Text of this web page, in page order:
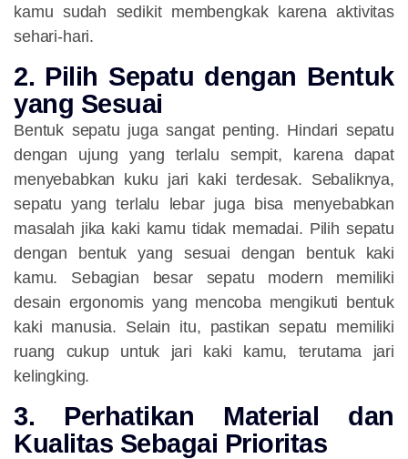
kamu sudah sedikit membengkak karena aktivitas
sehari-hari.
2. Pilih Sepatu dengan Bentuk
yang Sesuai
Bentuk sepatu juga sangat penting. Hindari sepatu
dengan ujung yang terlalu sempit, karena dapat
menyebabkan kuku jari kaki terdesak. Sebaliknya,
sepatu yang terlalu lebar juga bisa menyebabkan
masalah jika kaki kamu tidak memadai. Pilih sepatu
dengan bentuk yang sesuai dengan bentuk kaki
kamu. Sebagian besar sepatu modern memiliki
desain ergonomis yang mencoba mengikuti bentuk
kaki manusia. Selain itu, pastikan sepatu memiliki
ruang cukup untuk jari kaki kamu, terutama jari
kelingking.
3. Perhatikan Material dan
Kualitas Sebagai Prioritas